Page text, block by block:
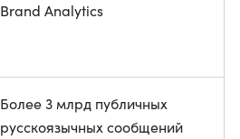
Brand Analytics
Более 3 млрд публичных
русскоязычных сообщений